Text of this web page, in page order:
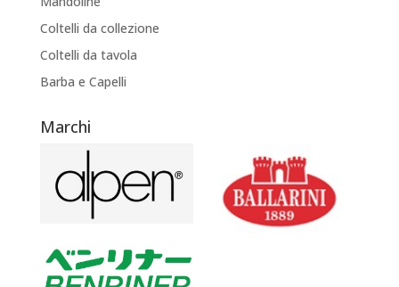
Coltelli da collezione
Coltelli da tavola
Barba e Capelli
Marchi